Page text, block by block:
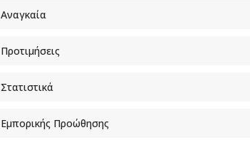
Αναγκαία
Προτιμήσεις
Στατιστικά
Εμπορικής Προώθησης